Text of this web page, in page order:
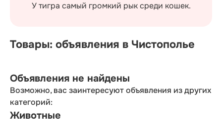
У тигра самый громкий рык среди кошек.
Товары: объявления в Чистополье
Объявления не найдены
Возможно, вас заинтересуют объявления из других
категорий:
Животные